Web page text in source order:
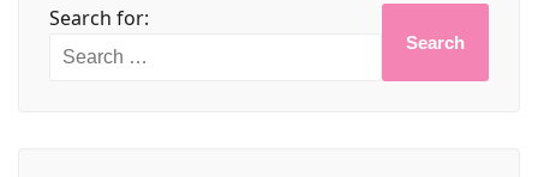
Search for:
Search